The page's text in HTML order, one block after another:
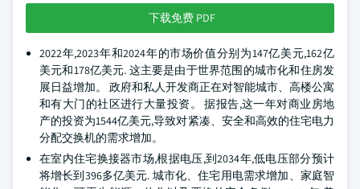
下载免费 PDF
2022年,2023年和2024年的市场价值分别为147亿美元,162亿
美元和178亿美元. 这主要是由于世界范围的城市化和住房发
展日益增加。 政府和私人开发商正在对智能城市、高楼公寓
和有大门的社区进行大量投资。 据报告,这一年对商业房地
产的投资为1544亿美元,导致对紧凑、安全和高效的住宅电力
分配交换机的需求增加。
在室内住宅换接器市场,根据电压,到2034年,低电压部分预计
将增长到396多亿美元. 城市化、住宅用电需求增加、家庭智